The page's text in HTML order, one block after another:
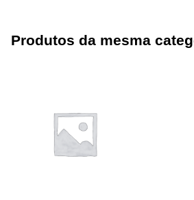
Produtos da mesma